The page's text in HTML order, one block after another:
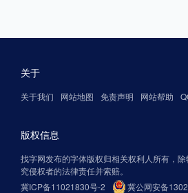
关于
关于我们 网站地图 免责声明 网站帮助
版权信息
找字网发布的字体版权归相关权利人所有，
究侵权者的法律责任并索赔。
冀ICP备11021830号-2
冀公网安备